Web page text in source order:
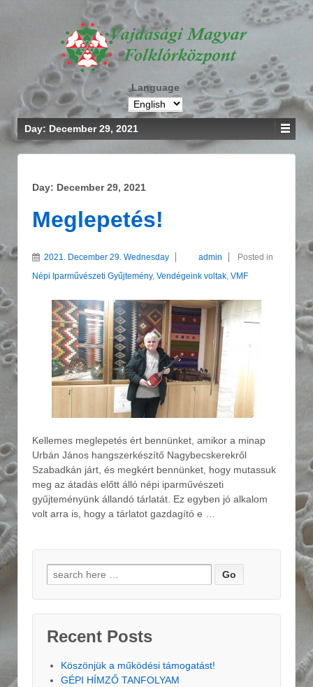
Language
Day: December 29, 2021
Day: December 29, 2021
Meglepetés!
2021. December 29. Wednesday admin
Posted in
Népi Iparművészeti Gyűjtemény, Vendégeink voltak, VMF
Kellemes meglepetés ért bennünket, amikor a minap
Urbán János hangszerkészítő Nagybecskerekről
Szabadkán járt, és megkért bennünket, hogy mutassuk
meg az átadás előtt álló népi iparművészeti
gyűjteményünk állandó tárlatát. Ez egyben jó alkalom
volt arra is, hogy a tárlatot gazdagító e …
Search for:
Recent Posts
Köszönjük a működési támogatást!
GÉPI HÍMZŐ TANFOLYAM